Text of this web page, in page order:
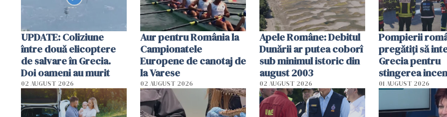
UPDATE: Coliziune
între două elicoptere
de salvare în Grecia.
Doi oameni au murit
02 AUGUST 2026
Aur pentru România la
Campionatele
Europene de canotaj de
la Varese
02 AUGUST 2026
Apele Române: Debitul
Dunării ar putea coborî
sub minimul istoric din
august 2003
02 AUGUST 2026
Pompierii
pregătiţi să
Grecia pentru
stingerea
01 AUGUST 2026